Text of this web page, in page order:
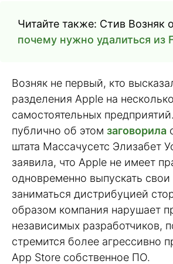
Читайте также: Стив Возняк
почему нужно удалиться из
Возняк не первый, кто
разделения Apple на несколько
самостоятельных
публично об этом заговорила
штата Массачусетс Элизабет
заявила, что Apple не имеет
одновременно выпускать
заниматься дистрибуцией
образом компания нарушает
независимых разработчиков,
стремится более агрессивно
App Store собственное ПО.